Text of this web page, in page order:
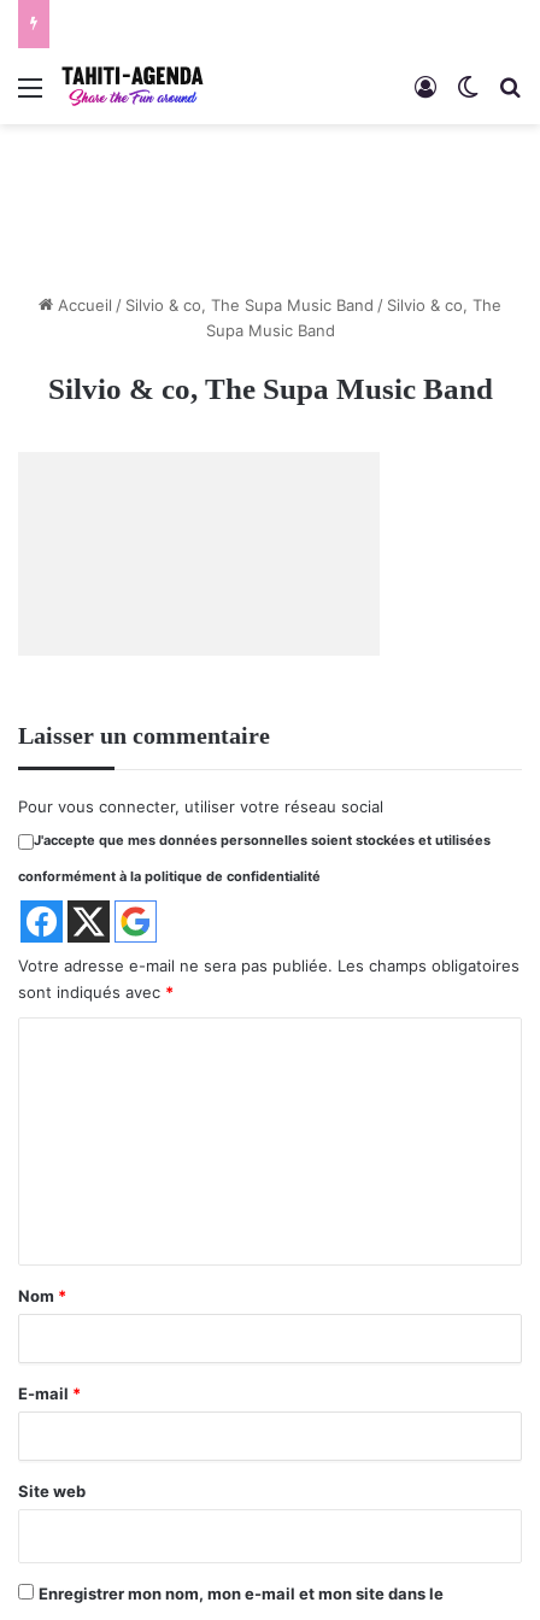
Menu Connexion
Accueil / Silvio & co, The Supa Music Band / Silvio & co, The
Supa Music Band
Silvio & co, The Supa Music Band
Laisser un commentaire
Pour vous connecter, utiliser votre réseau social
J'accepte que mes données personnelles soient stockées et utilisées
conformément à la politique de confidentialité
Votre adresse e-mail ne sera pas publiée. Les champs obligatoires
sont indiqués avec *
a
r
e
Nom *
E-mail *
Site web
Enregistrer mon nom, mon e-mail et mon site dans le